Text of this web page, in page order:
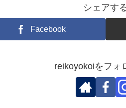
シェアす
Facebook
reikoyokoiをフォ